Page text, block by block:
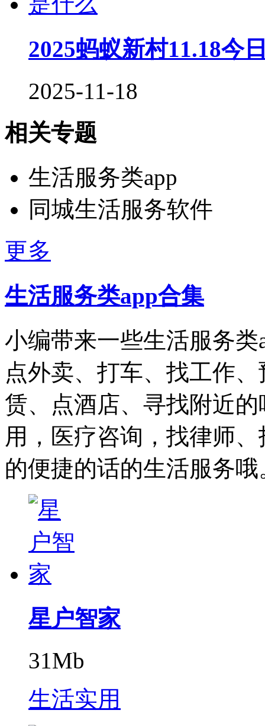
2025蚂蚁新村11.18今
2025-11-18
相关专题
生活服务类app
同城生活服务软件
更多
生活服务类app合集
小编带来一些生活服务
点外卖、打车、找工作
赁、点酒店、寻找附近
用，医疗咨询，找律师
的便捷的话的生活服务哦
星户智家
31Mb
生活实用